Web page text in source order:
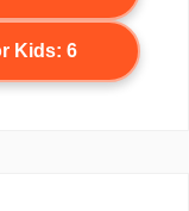
Kids: 6